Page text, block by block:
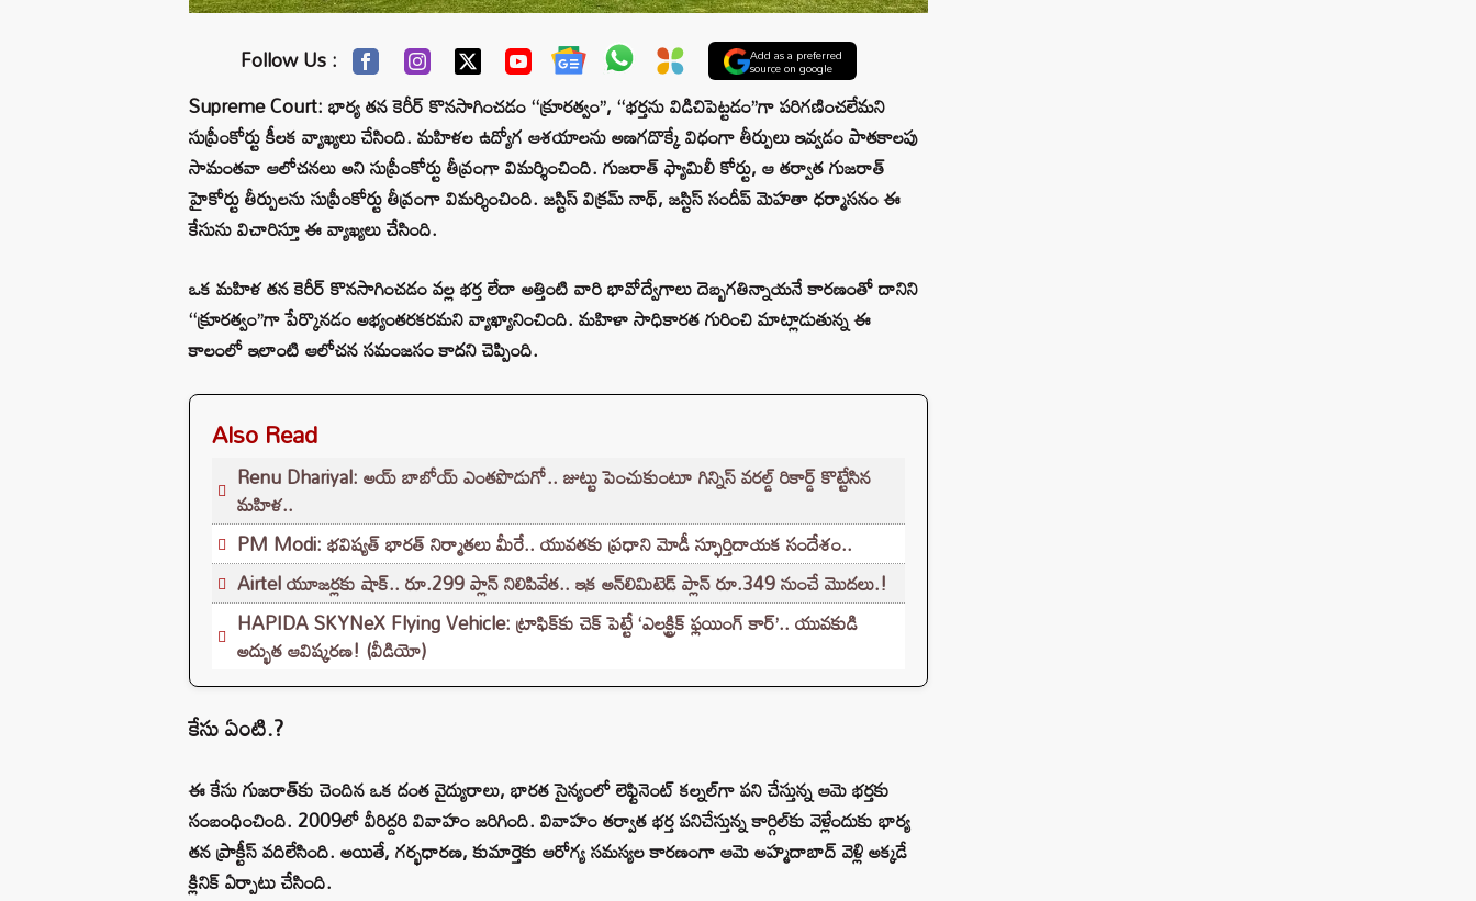
Follow Us : Add as a preferred
source on google
Supreme Court: భార్య తన కెరీర్ కొనసాగించడం ‘‘క్రూరత్వం’’, ‘‘భర్తను విడిచిపెట్టడం’’గా పరిగణించలేమని
సుప్రీంకోర్టు కీలక వ్యాఖ్యలు చేసింది. మహిళల ఉద్యోగ ఆశయాలను అణగదొక్కే విధంగా తీర్పులు ఇవ్వడం పాతకాలపు
సామంతవా ఆలోచనలు అని సుప్రీంకోర్టు తీవ్రంగా విమర్శించింది. గుజరాత్ ఫ్యామిలీ కోర్టు, ఆ తర్వాత గుజరాత్
హైకోర్టు తీర్పులను సుప్రీంకోర్టు తీవ్రంగా విమర్శించింది. జస్టిస్ విక్రమ్ నాథ్, జస్టిస్ సందీప్ మెహతా ధర్మాసనం ఈ
కేసును విచారిస్తూ ఈ వ్యాఖ్యలు చేసింది.
ఒక మహిళ తన కెరీర్ కొనసాగించడం వల్ల భర్త లేదా అత్తింటి వారి భావోద్వేగాలు దెబ్బగతిన్నాయనే కారణంతో దానిని
‘‘క్రూరత్వం’’గా పేర్కొనడం అభ్యంతరకరమని వ్యాఖ్యానించింది. మహిళా సాధికారత గురించి మాట్లాడుతున్న ఈ
కాలంలో ఇలాంటి ఆలోచన సమంజసం కాదని చెప్పింది.
Also Read
Renu Dhariyal: అయ్ బాబోయ్ ఎంతపొడుగో.. జుట్టు పెంచుకుంటూ గిన్నిస్ వరల్డ్ రికార్డ్ కొట్టేసిన
మహిళ..
PM Modi: భవిష్యత్ భారత్ నిర్మాతలు మీరే.. యువతకు ప్రధాని మోడీ స్ఫూర్తిదాయక సందేశం..
Airtel యూజర్లకు షాక్.. రూ.299 ప్లాన్ నిలిపివేత.. ఇక అన్‌లిమిటెడ్ ప్లాన్ రూ.349 నుంచే మొదలు.!
HAPIDA SKYNeX Flying Vehicle: ట్రాఫిక్‌కు చెక్ పెట్టే ‘ఎలక్ట్రిక్ ఫ్లయింగ్ కార్’.. యువకుడి
అద్భుత ఆవిష్కరణ! (వీడియో)
కేసు ఏంటి.?
ఈ కేసు గుజరాత్‌కు చెందిన ఒక దంత వైద్యురాలు, భారత సైన్యంలో లెఫ్టినెంట్ కల్నల్‌గా పని చేస్తున్న ఆమె భర్తకు
సంబంధించింది. 2009లో వీరిద్దరి వివాహం జరిగింది. వివాహం తర్వాత భర్త పనిచేస్తున్న కార్గిల్‌కు వెళ్లేందుకు భార్య
తన ప్రాక్టీస్ వదిలేసింది. అయితే, గర్భధారణ, కుమార్తెకు ఆరోగ్య సమస్యల కారణంగా ఆమె అహ్మదాబాద్ వెళ్లి అక్కడే
క్లినిక్ ఏర్పాటు చేసింది.